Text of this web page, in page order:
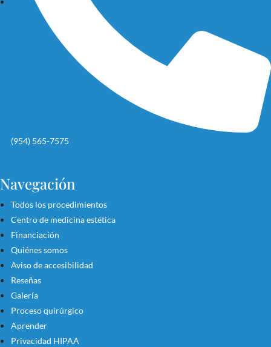
(954) 565-7575
Navegación
Todos los procedimientos
Centro de medicina estética
Financiación
Quiénes somos
Aviso de accesibilidad
Reseñas
Galería
Proceso quirúrgico
Aprender
Privacidad HIPAA